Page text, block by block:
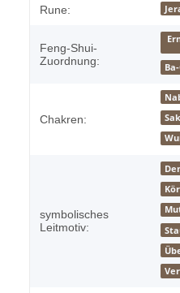
Produkteigenschaft
Wert
Rune:
Feng-Shui-
Zuordnung:
Chakren:
symbolisches
Leitmotiv: